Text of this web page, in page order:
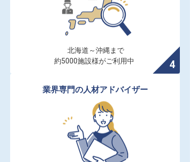
北海道～沖縄まで
約5000施設様がご利用中
業界専門の人材アドバイザー